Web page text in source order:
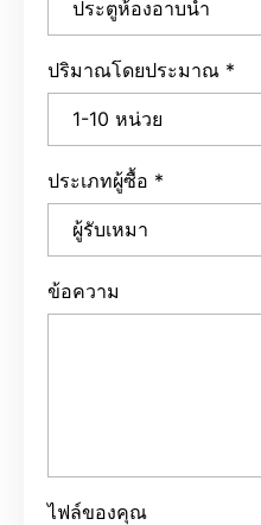
ปริมาณโดยประมาณ *
ประเภทผู้ซื้อ *
ข้อความ
ไฟล์ของคุณ